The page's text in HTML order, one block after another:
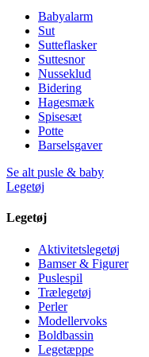
Babyalarm
Sut
Sutteflasker
Suttesnor
Nusseklud
Bidering
Hagesmæk
Spisesæt
Potte
Barselsgaver
Se alt pusle & baby
Legetøj
Legetøj
Aktivitetslegetøj
Bamser & Figurer
Puslespil
Trælegetøj
Perler
Modellervoks
Boldbassin
Legetæppe